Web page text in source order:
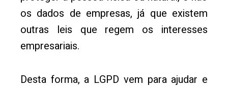
os dados de empresas, já que existem
outras leis que regem os interesses
empresariais.
Desta forma, a LGPD vem para ajudar e